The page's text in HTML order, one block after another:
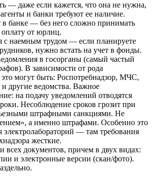
— даже если кажется, что она не нужна,
и банки требуют ее наличие.
в банке — без него сложно принимать
от юрлиц.
с наемным трудом — если планируете
нужно встать на учет в фонды.
в госорганы (самый частый
В зависимости от рода
это могут быть: Роспотребнадзор, МЧС,
и другие ведомства. Важное
на подачу уведомлений отводятся
Несоблюдение сроков грозит при
штрафными санкциями. Не
а именно штрафами. Особенно это
электролабораторий — там требования
жесткие.
всех документов, причем в двух видах:
и электронные версии (скан/фото).